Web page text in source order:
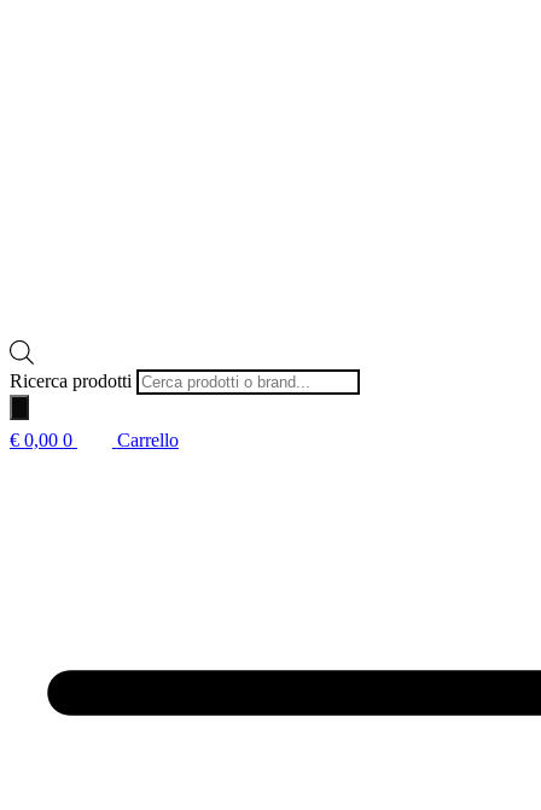
Ricerca prodotti
€ 0,00 0 Carrello